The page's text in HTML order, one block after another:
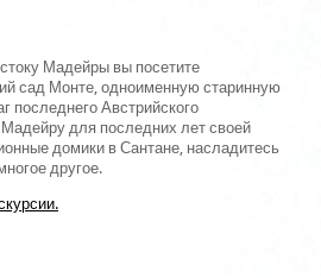
Мадейры вы посетите
сад Монте, одноименную старинную
последнего Австрийского
для последних лет своей
домики в Сантане, насладитесь
другое.